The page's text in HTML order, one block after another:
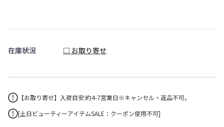
在庫状況 □ お取り寄せ
【お取り寄せ】入荷目安:約4-7営業日※キャンセル・返品不可。
[土日ビューティーアイテムSALE：クーポン使用不可]